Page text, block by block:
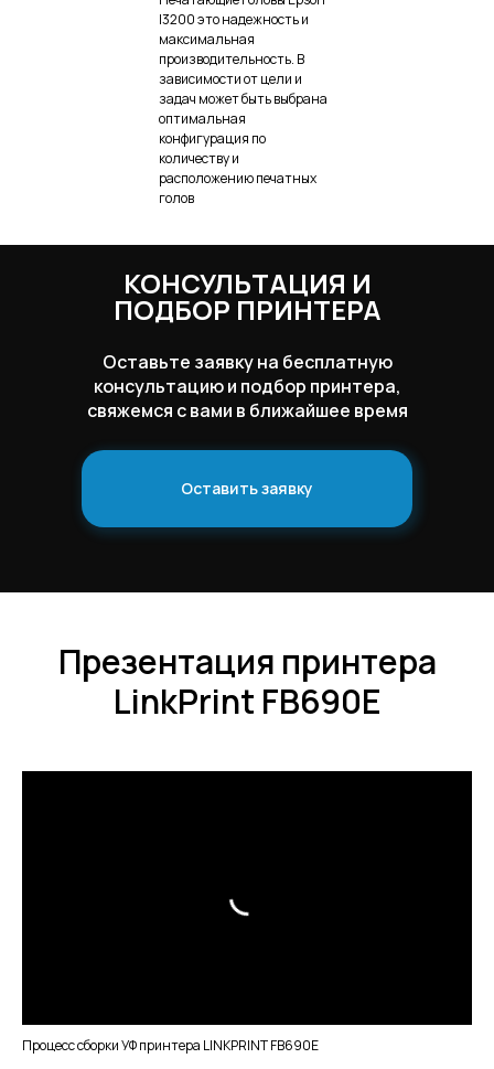
I3200 это надежность и
максимальная
производительность. В
зависимости от цели и
задач может быть выбрана
оптимальная
конфигурация по
количеству и
расположению печатных
голов
КОНСУЛЬТАЦИЯ И
ПОДБОР ПРИНТЕРА
Оставить заявку
Оставьте заявку на бесплатную
консультацию и подбор принтера,
свяжемся с вами в ближайшее время
Презентация принтера
LinkPrint FB690E
Процесс сборки УФ принтера LINKPRINT FB690E